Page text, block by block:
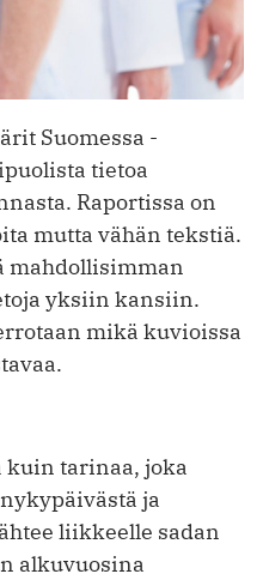
Suomessa -
tietoa
Raportissa on
mutta vähän tekstiä.
mahdollisimman
yksiin kansiin.
mikä kuvioissa
tarinaa, joka
ja
liikkeelle sadan
alkuvuosina